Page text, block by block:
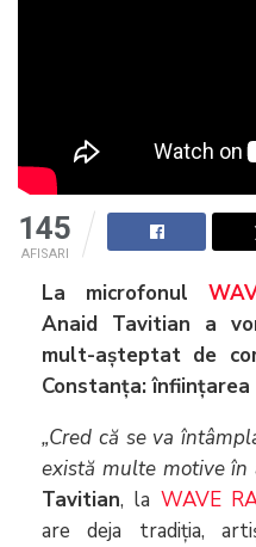
145
AFISARI
La microfonul
Anaid Tavitian a
mult-așteptat de
Constanța:
„Cred că se va
există multe motive în
Tavitian, la WAVE
are deja tradiția,